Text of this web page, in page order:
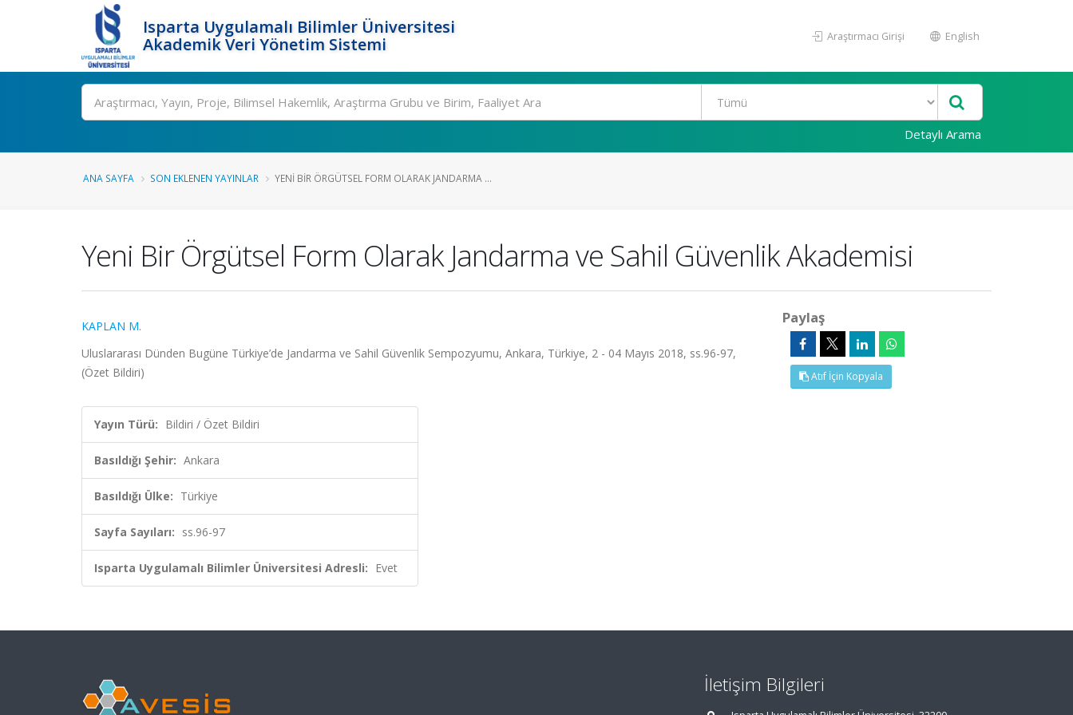
Isparta Uygulamalı Bilimler Üniversitesi
Akademik Veri Yönetim Sistemi
Araştırmacı Girişi English
Ara
Detaylı Arama
ANA SAYFA SON EKLENEN YAYINLAR YENI BIR ÖRGÜTSEL FORM OLARAK JANDARMA ...
Yeni Bir Örgütsel Form Olarak Jandarma ve Sahil Güvenlik Akademisi
KAPLAN M.
Uluslararası Dünden Bugüne Türkiye’de Jandarma ve Sahil Güvenlik Sempozyumu, Ankara, Türkiye, 2 - 04 Mayıs 2018, ss.96-97,
(Özet Bildiri)
Yayın Türü: Bildiri / Özet Bildiri
Basıldığı Şehir: Ankara
Basıldığı Ülke: Türkiye
Sayfa Sayıları: ss.96-97
Isparta Uygulamalı Bilimler Üniversitesi Adresli: Evet
Paylaş
Atıf İçin Kopyala
İletişim Bilgileri